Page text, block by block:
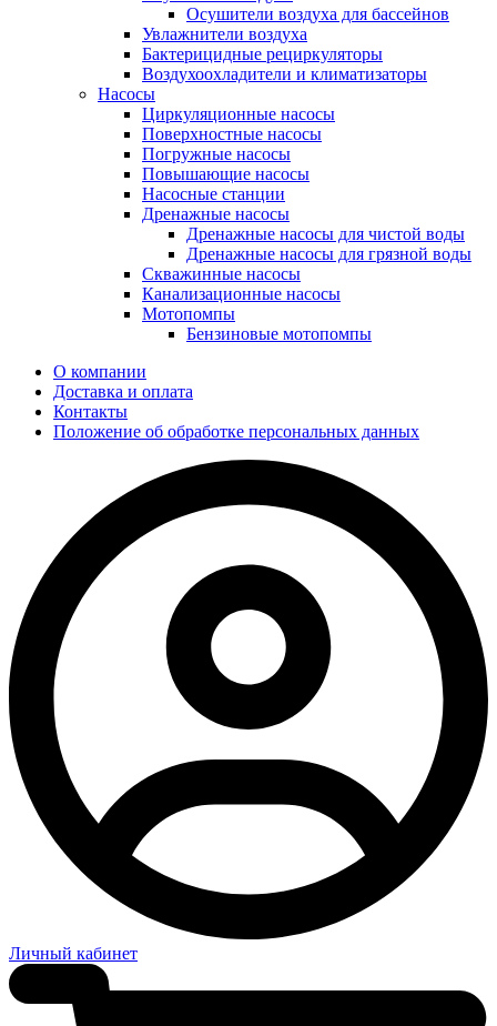
Осушители воздуха для бассейнов
Увлажнители воздуха
Бактерицидные рециркуляторы
Воздухоохладители и климатизаторы
Насосы
Циркуляционные насосы
Поверхностные насосы
Погружные насосы
Повышающие насосы
Насосные станции
Дренажные насосы
Дренажные насосы для чистой воды
Дренажные насосы для грязной воды
Скважинные насосы
Канализационные насосы
Мотопомпы
Бензиновые мотопомпы
О компании
Доставка и оплата
Контакты
Положение об обработке персональных данных
Личный кабинет